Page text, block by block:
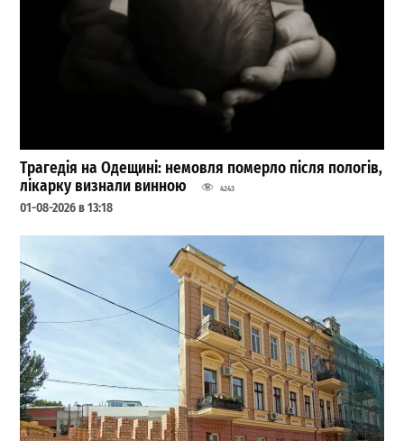
Трагедія на Одещині: немовля померло після пологів,
лікарку визнали винною
4243
01-08-2026 в 13:18